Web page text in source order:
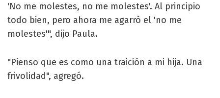
'No me molestes, no me molestes'. Al principio
todo bien, pero ahora me agarró el 'no me
molestes'", dijo Paula.
"Pienso que es como una traición a mi hija. Una
frivolidad", agregó.